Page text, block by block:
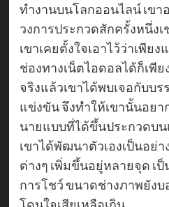
ทำงานบนโลกออนไลน์ เขา
วงการประกวดสักครั้งหนึ่ง
เขาเคยตั้งใจเอาไว้ว่าเพีย
ช่องทางเน็ตไอดอลได้ก็เพี
จริงแล้วเขาได้พบเจอกับบร
แข่งขัน จึงทำให้เขานั้นอย
นายแบบที่ได้ขึ้นประกวดบน
เขาได้พัฒนาตัวเองเป็นอย่
ต่างๆ เพิ่มขึ้นอยู่หลายจุด เ
การโชว์ ขนาดช่างภาพยังบ